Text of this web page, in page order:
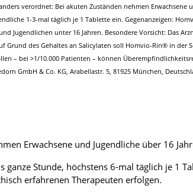
verordnet: Bei akuten Zuständen nehmen
1-3-mal täglich je 1 Tablette ein. Gegenanzeigen:
Jugendlichen unter 16 Jahren. Besondere Vorsicht: Das
Grund des Gehaltes an Salicylaten soll Homvio-Rin® in
– bei >1/10.000 Patienten – können
GmbH & Co. KG, Arabellastr. 5, 81925 München,
Erwachsene und Jugendliche über 16
ganze Stunde, höchstens 6-mal täglich je 1
erfahrenen Therapeuten erfolgen.